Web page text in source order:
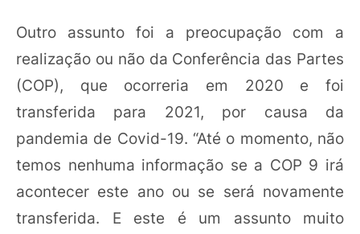
Outro assunto foi a preocupação com a
realização ou não da Conferência das Partes
(COP), que ocorreria em 2020 e foi
transferida para 2021, por causa da
pandemia de Covid-19. “Até o momento, não
temos nenhuma informação se a COP 9 irá
acontecer este ano ou se será novamente
transferida. E este é um assunto muito